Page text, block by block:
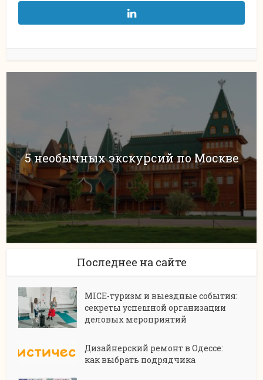
5 необычных экскурсий по Москве
Последнее на сайте
MICE-туризм и выездные события:
секреты успешной организации
деловых мероприятий
Дизайнерский ремонт в Одессе:
как выбрать подрядчика